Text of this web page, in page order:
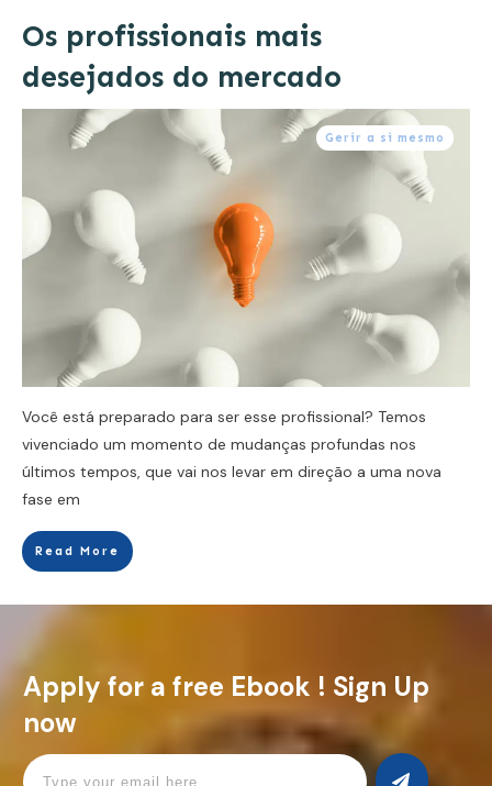
Os profissionais mais
desejados do mercado
Gerir a si mesmo
Você está preparado para ser esse profissional? Temos
vivenciado um momento de mudanças profundas nos
últimos tempos, que vai nos levar em direção a uma nova
fase em
Read More
Apply for a free Ebook ! Sign Up
now